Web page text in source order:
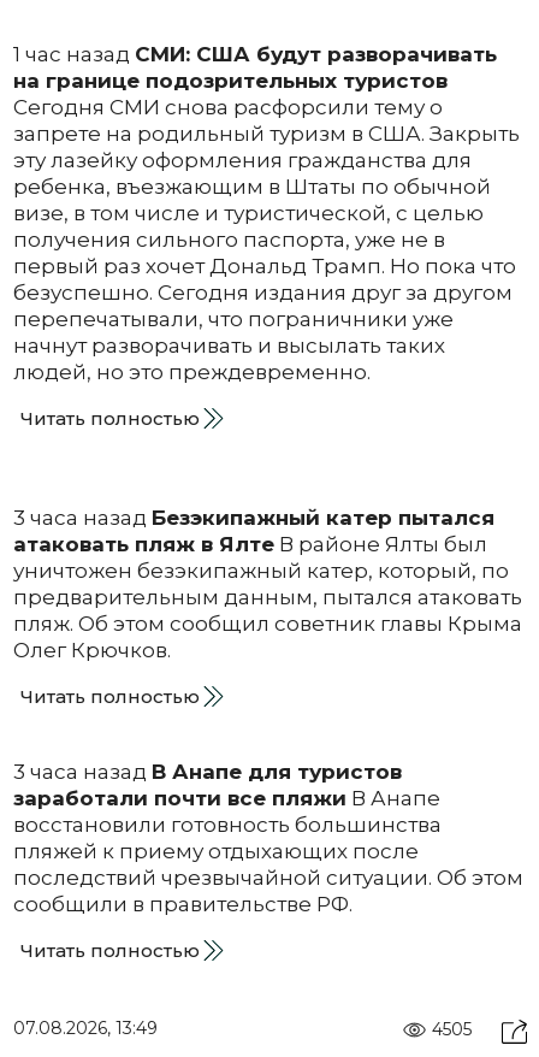
1 час назад СМИ: США будут разворачивать
на границе подозрительных туристов
Сегодня СМИ снова расфорсили тему о
запрете на родильный туризм в США. Закрыть
эту лазейку оформления гражданства для
ребенка, въезжающим в Штаты по обычной
визе, в том числе и туристической, с целью
получения сильного паспорта, уже не в
первый раз хочет Дональд Трамп. Но пока что
безуспешно. Сегодня издания друг за другом
перепечатывали, что пограничники уже
начнут разворачивать и высылать таких
людей, но это преждевременно.
Читать полностью
3 часа назад Безэкипажный катер пытался
атаковать пляж в ЯлтеВ районе Ялты был
уничтожен безэкипажный катер, который, по
предварительным данным, пытался атаковать
пляж. Об этом сообщил советник главы Крыма
Олег Крючков.
Читать полностью
3 часа назад В Анапе для туристов
заработали почти все пляжи В Анапе
восстановили готовность большинства
пляжей к приему отдыхающих после
последствий чрезвычайной ситуации. Об этом
сообщили в правительстве РФ.
Читать полностью
07.08.2026, 13:49 4505